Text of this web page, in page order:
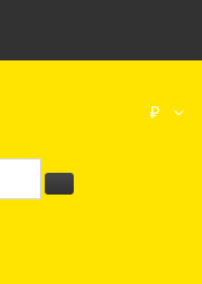
₽